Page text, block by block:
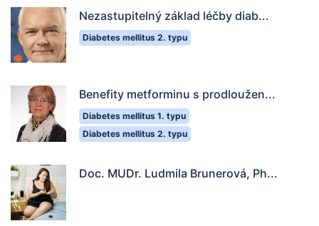
Nezastupitelný základ léčby diab...
Diabetes mellitus 2. typu
Benefity metforminu s prodloužen...
Diabetes mellitus 1. typu
Diabetes mellitus 2. typu
Doc. MUDr. Ludmila Brunerová, Ph...